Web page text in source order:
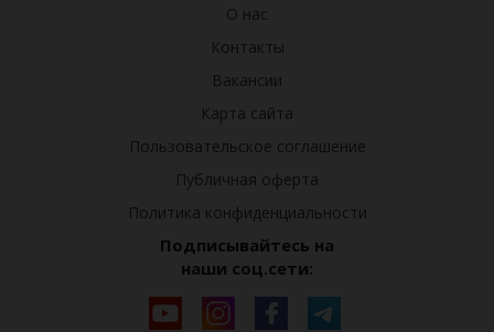
О нас
Контакты
Вакансии
Карта сайта
Пользовательское соглашение
Публичная оферта
Политика конфиденциальности
Подписывайтесь на
наши соц.сети: